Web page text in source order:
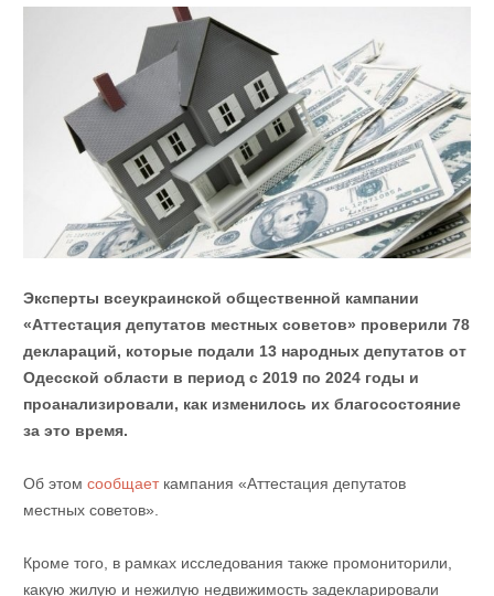
Эксперты всеукраинской общественной кампании
«Аттестация депутатов местных советов» проверили 78
деклараций, которые подали 13 народных депутатов от
Одесской области в период с 2019 по 2024 годы и
проанализировали, как изменилось их благосостояние
за это время.
Об этом сообщаеткампания «Аттестация депутатов
местных советов».
Кроме того, в рамках исследования также промониторили,
какую жилую и нежилую недвижимость задекларировали